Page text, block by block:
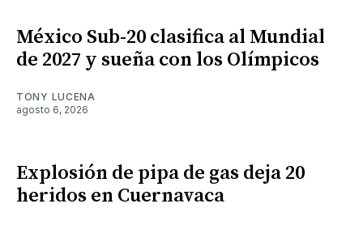
México Sub-20 clasifica al Mundial
de 2027 y sueña con los Olímpicos
TONY LUCENA
agosto 6, 2026
Explosión de pipa de gas deja 20
heridos en Cuernavaca